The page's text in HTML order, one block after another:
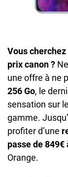
Vous
prix canon ?
une offre à ne
256 Go, le
sensation sur
gamme.
profiter d’une
passe de 849€
Orange.